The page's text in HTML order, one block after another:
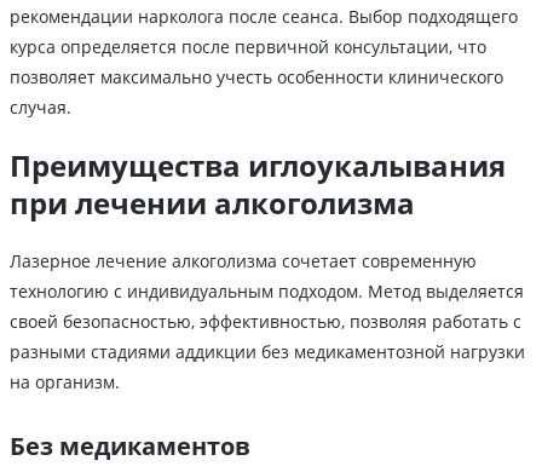
рекомендации нарколога после сеанса. Выбор подходящего
курса определяется после первичной консультации, что
позволяет максимально учесть особенности клинического
случая.
Преимущества иглоукалывания
при лечении алкоголизма
Лазерное лечение алкоголизма сочетает современную
технологию с индивидуальным подходом. Метод выделяется
своей безопасностью, эффективностью, позволяя работать с
разными стадиями аддикции без медикаментозной нагрузки
на организм.
Без медикаментов